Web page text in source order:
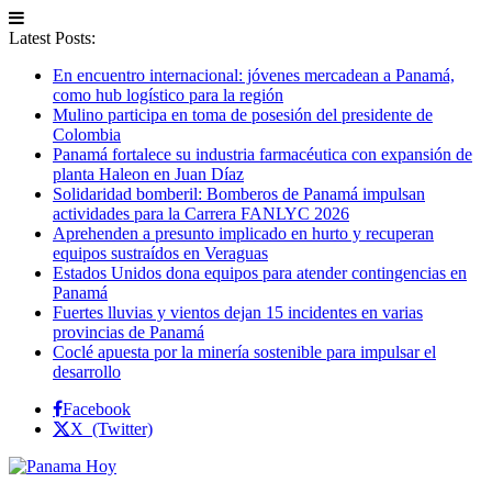
Latest Posts:
En encuentro internacional: jóvenes mercadean a Panamá,
como hub logístico para la región
Mulino participa en toma de posesión del presidente de
Colombia
Panamá fortalece su industria farmacéutica con expansión de
planta Haleon en Juan Díaz
Solidaridad bomberil: Bomberos de Panamá impulsan
actividades para la Carrera FANLYC 2026
Aprehenden a presunto implicado en hurto y recuperan
equipos sustraídos en Veraguas
Estados Unidos dona equipos para atender contingencias en
Panamá
Fuertes lluvias y vientos dejan 15 incidentes en varias
provincias de Panamá
Coclé apuesta por la minería sostenible para impulsar el
desarrollo
Facebook
X (Twitter)